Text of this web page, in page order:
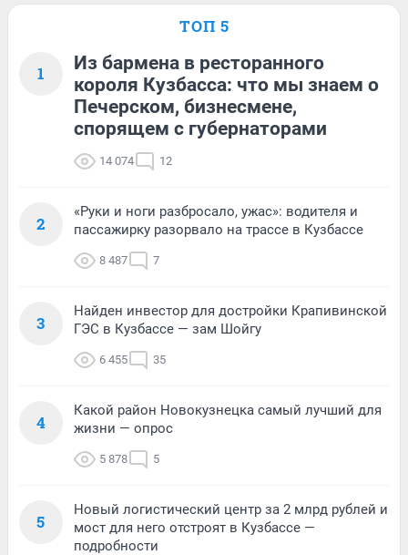
ТОП 5
1
Из бармена в ресторанного
короля Кузбасса: что мы знаем о
Печерском, бизнесмене,
спорящем с губернаторами
14 074 12
2
«Руки и ноги разбросало, ужас»: водителя и
пассажирку разорвало на трассе в Кузбассе
8 487 7
3
Найден инвестор для достройки Крапивинской
ГЭС в Кузбассе — зам Шойгу
6 455 35
4
Какой район Новокузнецка самый лучший для
жизни — опрос
5 878 5
5
Новый логистический центр за 2 млрд рублей и
мост для него отстроят в Кузбассе —
подробности